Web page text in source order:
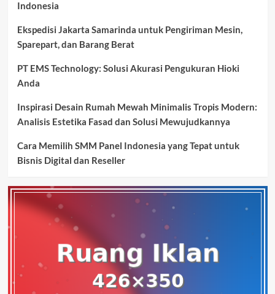
Indonesia
Ekspedisi Jakarta Samarinda untuk Pengiriman Mesin,
Sparepart, dan Barang Berat
PT EMS Technology: Solusi Akurasi Pengukuran Hioki
Anda
Inspirasi Desain Rumah Mewah Minimalis Tropis Modern:
Analisis Estetika Fasad dan Solusi Mewujudkannya
Cara Memilih SMM Panel Indonesia yang Tepat untuk
Bisnis Digital dan Reseller